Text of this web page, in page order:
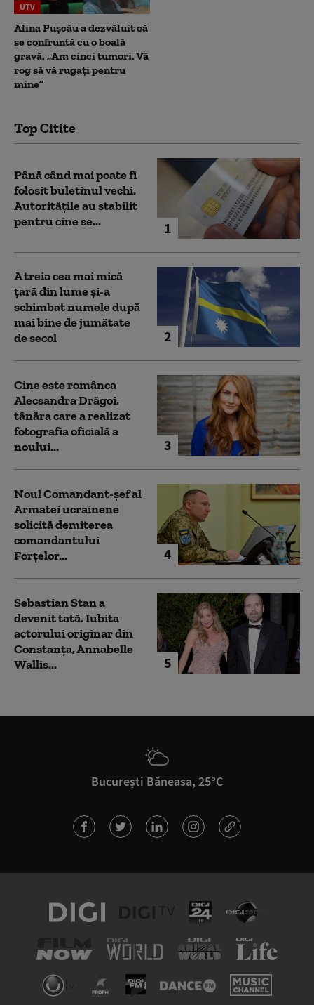
UTV
Alina Pușcău a dezvăluit că
se confruntă cu o boală
gravă. „Am cinci tumori. Vă
rog să vă rugați pentru
mine”
Top Citite
1
Până când mai poate fi
folosit buletinul vechi.
Autoritățile au stabilit
pentru cine se...
2
A treia cea mai mică
țară din lume și-a
schimbat numele după
mai bine de jumătate
de secol
3
Cine este românca
Alecsandra Drăgoi,
tânăra care a realizat
fotografia oficială a
noului...
4
Noul Comandant-șef al
Armatei ucrainene
solicită demiterea
comandantului
Forțelor...
5
Sebastian Stan a
devenit tată. Iubita
actorului originar din
Constanța, Annabelle
Wallis...
București Băneasa, 25°C